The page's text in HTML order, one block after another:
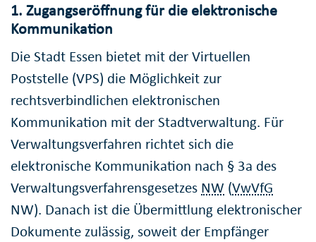
1. Zugangseröffnung für die elektronische
Kommunikation
Die Stadt Essen bietet mit der Virtuellen
Poststelle (VPS) die Möglichkeit zur
rechtsverbindlichen elektronischen
Kommunikation mit der Stadtverwaltung. Für
Verwaltungsverfahren richtet sich die
elektronische Kommunikation nach § 3a des
Verwaltungsverfahrensgesetzes NW (VwVfG
NW). Danach ist die Übermittlung elektronischer
Dokumente zulässig, soweit der Empfänger